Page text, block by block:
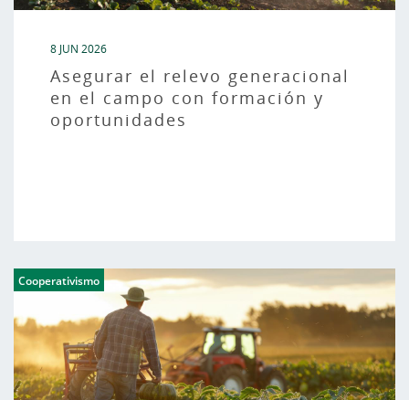
8 JUN 2026
Asegurar el relevo generacional
en el campo con formación y
oportunidades
Cooperativismo